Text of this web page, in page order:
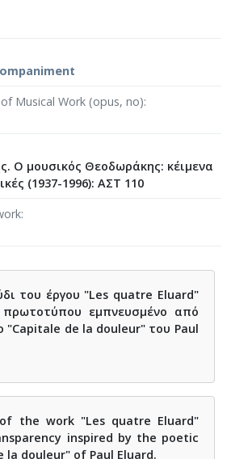
Musical Work (opus, no)
Ο μουσικός Θεοδωράκης: κέιμενα
(1937-1996): ΑΣΤ 110
του έργου "Les quatre Eluard"
εμπνευσμένο από
"Capitale de la douleur" του Paul
the work "Les quatre Eluard"
inspired by the poetic
la douleur" of Paul Eluard.